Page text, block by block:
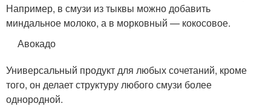
Например, в смузи из тыквы можно добавить
миндальное молоко, а в морковный — кокосовое.
Авокадо
Универсальный продукт для любых сочетаний, кроме
того, он делает структуру любого смузи более
однородной.